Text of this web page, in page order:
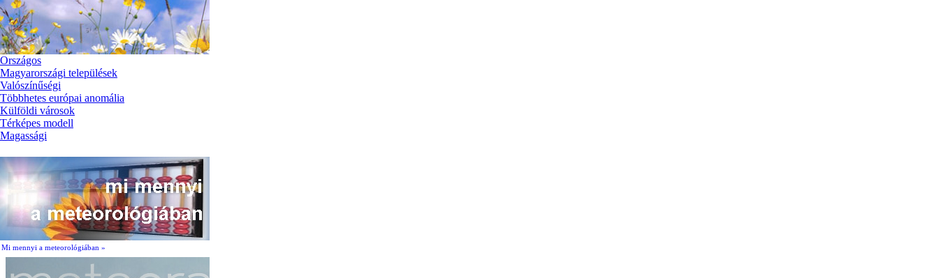
Országos
Magyarországi települések
Valószínűségi
Többhetes európai anomália
Külföldi városok
Térképes modell
Magassági
Mi mennyi a meteorológiában »